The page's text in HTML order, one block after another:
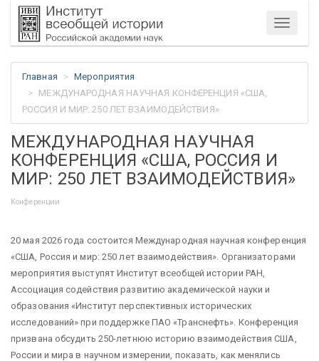
Меню
Главная
Мероприятия
МЕЖДУНАРОДНАЯ НАУЧНАЯ КОНФЕРЕНЦИЯ «США,
РОССИЯ И МИР: 250 ЛЕТ ВЗАИМОДЕЙСТВИЯ»
МЕЖДУНАРОДНАЯ НАУЧНАЯ
КОНФЕРЕНЦИЯ «США, РОССИЯ И
МИР: 250 ЛЕТ ВЗАИМОДЕЙСТВИЯ»
Конференции
20 мая 2026 года состоится Международная научная конференция
«США, Россия и мир: 250 лет взаимодействия». Организаторами
мероприятия выступят Институт всеобщей истории РАН,
Ассоциация содействия развитию академической науки и
образования «Институт перспективных исторических
исследований» при поддержке ПАО «Транснефть». Конференция
призвана обсудить 250-летнюю историю взаимодействия США,
России и мира в научном измерении, показать, как менялись